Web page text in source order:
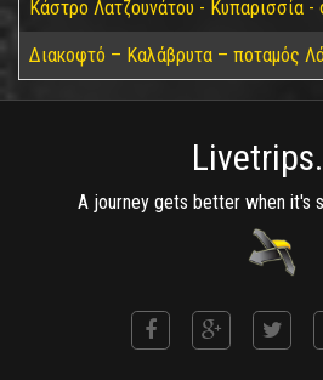
Κάστρο Λατζουνάτου - Κυπαρισσία -
Διακοφτό – Καλάβρυτα – ποταμός
A journey gets better when it's